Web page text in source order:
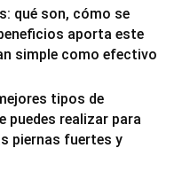
qué son, cómo se
aporta este
simple como efectivo
tipos de
puedes realizar para
piernas fuertes y